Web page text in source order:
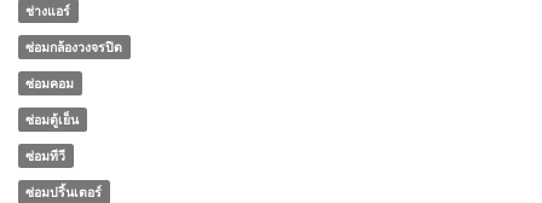
ช่างแอร์
ซ่อมกล้องวงจรปิด
ซ่อมคอม
ซ่อมตู้เย็น
ซ่อมทีวี
ซ่อมปริ้นเตอร์